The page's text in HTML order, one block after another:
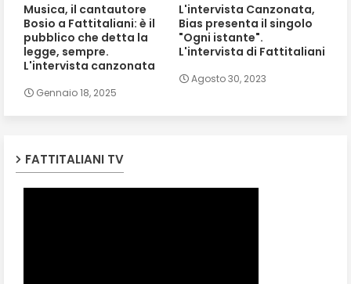
Musica, il cantautore
Bosio a Fattitaliani: è il
pubblico che detta la
legge, sempre.
L'intervista canzonata
Gennaio 18, 2025
L'intervista Canzonata,
Bias presenta il singolo
"Ogni istante".
L'intervista di Fattitaliani
Agosto 30, 2023
FATTITALIANI TV